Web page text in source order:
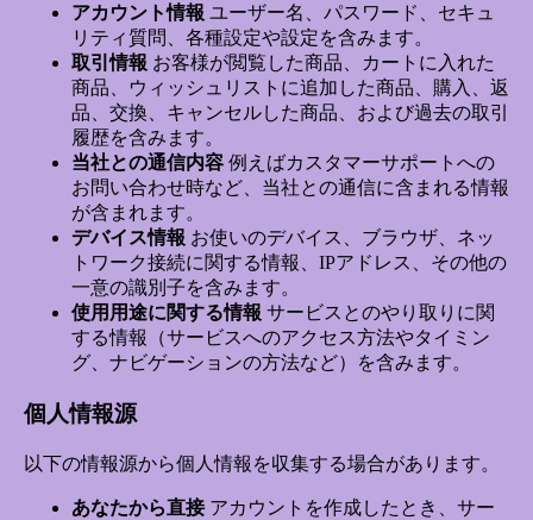
アカウント情報 ユーザー名、パスワード、セキュ
リティ質問、各種設定や設定を含みます。
取引情報 お客様が閲覧した商品、カートに入れた
商品、ウィッシュリストに追加した商品、購入、返
品、交換、キャンセルした商品、および過去の取引
履歴を含みます。
当社との通信内容 例えばカスタマーサポートへの
お問い合わせ時など、当社との通信に含まれる情報
が含まれます。
デバイス情報 お使いのデバイス、ブラウザ、ネッ
トワーク接続に関する情報、IPアドレス、その他の
一意の識別子を含みます。
使用用途に関する情報 サービスとのやり取りに関
する情報（サービスへのアクセス方法やタイミン
グ、ナビゲーションの方法など）を含みます。
個人情報源
以下の情報源から個人情報を収集する場合があります。
あなたから直接アカウントを作成したとき、サー